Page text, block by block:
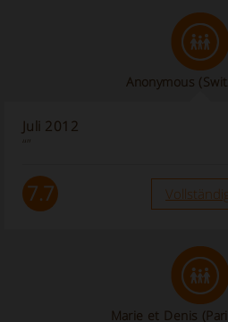
Anonymous
Juli 2012
“”
7.7
Marie et Denis